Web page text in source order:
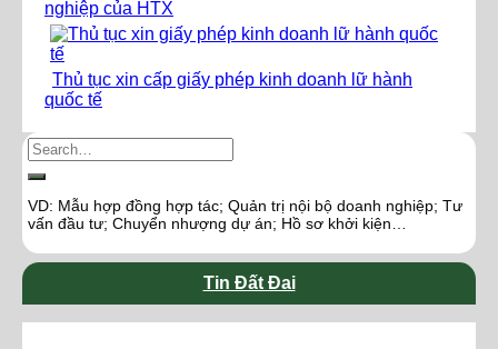
nghiệp của HTX
Thủ tục xin cấp giấy phép kinh doanh lữ hành
quốc tế
VD: Mẫu hợp đồng hợp tác; Quản trị nội bộ doanh nghiệp; Tư
vấn đầu tư; Chuyển nhượng dự án; Hồ sơ khởi kiện…
Tin Đất Đai